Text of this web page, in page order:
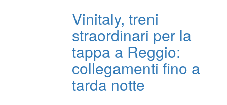
Vinitaly, treni
straordinari per la
tappa a Reggio:
collegamenti fino a
tarda notte